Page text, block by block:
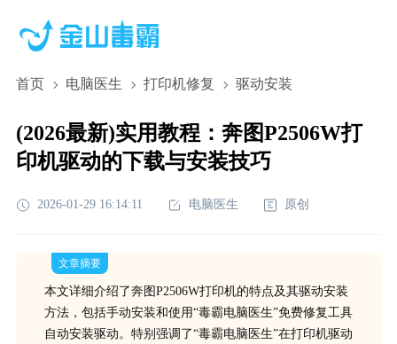
首页 电脑医生 打印机修复 驱动安装
(2026最新)实用教程：奔图P2506W打
印机驱动的下载与安装技巧
2026-01-29 16:14:11 电脑医生 原创
文章摘要
本文详细介绍了奔图P2506W打印机的特点及其驱动安装
方法，包括手动安装和使用“毒霸电脑医生”免费修复工具
自动安装驱动。特别强调了“毒霸电脑医生”在打印机驱动